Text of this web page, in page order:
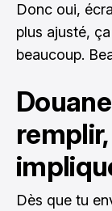
Donc oui,
plus ajusté,
beaucoup.
Dès que tu